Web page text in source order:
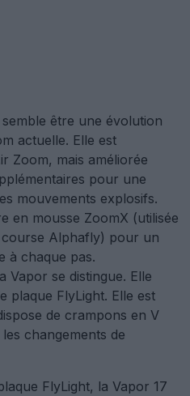
semble être une évolution
actuelle. Elle est
Zoom, mais améliorée
pour une
mouvements explosifs.
en mousse ZoomX (utilisée
Alphafly) pour un
à chaque pas.
Vapor se distingue. Elle
plaque FlyLight. Elle est
de crampons en V
changements de
FlyLight, la Vapor 17